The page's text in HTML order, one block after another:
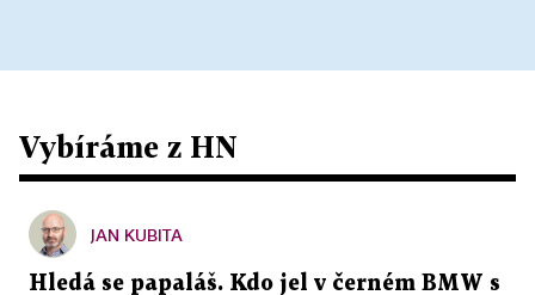
Vybíráme z HN
JAN KUBITA
Hledá se papaláš. Kdo jel v černém BMW s